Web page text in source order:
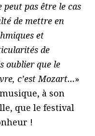
peut pas être le cas
de mettre en
et
de
oublier que le
c’est Mozart…»
à son
que le festival
!